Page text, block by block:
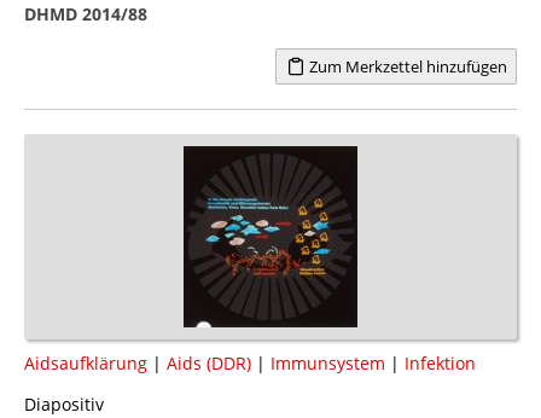
DHMD 2014/88
Zum Merkzettel hinzufügen
Aidsaufklärung | Aids (DDR) | Immunsystem | Infektion
Diapositiv